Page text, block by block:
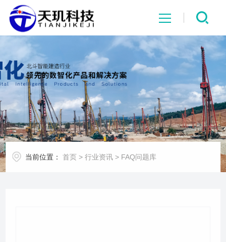
网站首页
系统中心
解决方案
项目案例
当前位置： 首页 >行业资讯 > FAQ问题库